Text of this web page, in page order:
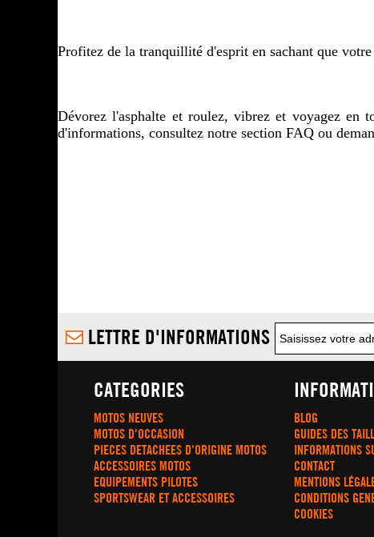
Profitez de la tranquillité d'esprit en sachant que
Dévorez l'asphalte et roulez, vibrez et voyagez en
d'informations, consultez notre section FAQ ou
LETTRE D'INFORMATIONS
CATEGORIES
MOTOS NEUVES
MOTOS D'OCCASION
PIECES DETACHEES D'ORIGINE MOTOS
ACCESSOIRES MOTOS
EQUIPEMENTS PILOTES
SPORTSWEAR ET ACCESSOIRES
BLOG
GUIDES DES
INFORMATIONS
CONTACT
MENTIONS
CONDITIONS
COOKIES